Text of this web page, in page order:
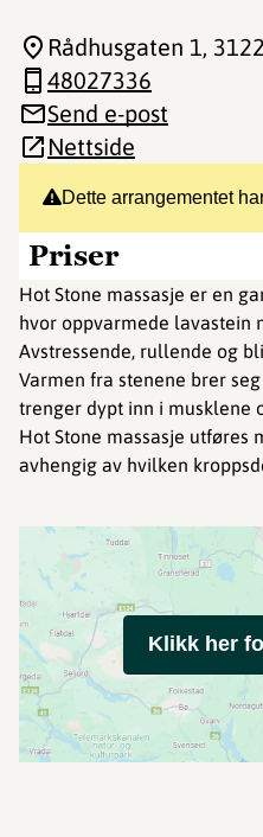
Dette arrangementet
Priser
Hot Stone massasje er en
hvor oppvarmede lavastein
Avstressende, rullende og
Varmen fra stenene brer
trenger dypt inn i musklene
Hot Stone massasje utføres
avhengig av hvilken
Rådhusgaten 1,
48027336
Send e-post
Nettside
Klikk her